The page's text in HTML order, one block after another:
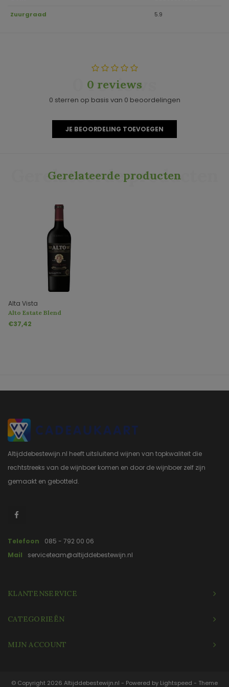
Zuurgraad 5.9
0 reviews
0 reviews
0 sterren op basis van 0 beoordelingen
JE BEOORDELING TOEVOEGEN
Gerelateerde producten
Gerelateerde producten
Alta Vista
Alto Estate Blend
€37,42
Altijddebestewijn.nl heeft uitsluitend wijnen van topkwaliteit die
rechtstreeks van de wijnboer komen en door de wijnboer zelf zijn
gemaakt en gebotteld.
Telefoon
085 - 792 00 06
Mail
serviceteam@altijddebestewijn.nl
KLANTENSERVICE
CATEGORIEËN
MIJN ACCOUNT
© Copyright 2026 Altijddebestewijn.nl - Powered by Lightspeed - Theme